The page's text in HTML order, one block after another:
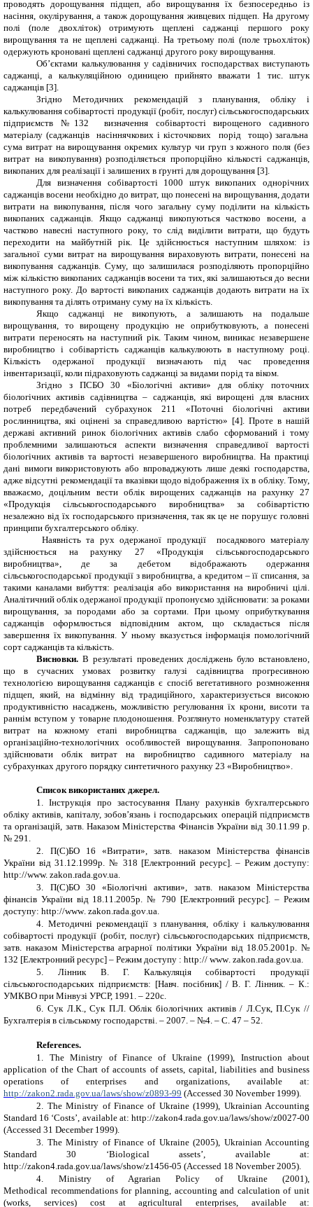
проводять дорощування підщеп, або вирощування їх безпосередньо із
насіння, окулірування, а також дорощування живцевих підщеп. На другому
полі (поле двохліток) отримують щеплені саджанці першого року
вирощування та не щеплені саджанці. На третьому полі (поле трьохліток)
одержують кроновані щеплені саджанці другого року вирощування.
Об’єктами калькулювання у садівничих господарствах виступають
саджанці, а калькуляційною одиницею прийнято вважати 1 тис. штук
саджанців [3]
Згідно Методичних рекомендацій з планування, обліку і
калькулювання собівартості продукції (робіт, послуг) сільськогосподарських
підприємств №132 визначення собівартості вирощеного садивного
матеріалу (саджанців насіннячкових і кісточкових порід тощо) загальна
сума витрат на вирощування окремих культур чи груп зкожного поля (без
витрат на викопування) розподіляється пропорційно кількості саджанців,
викопаних для реалізації і залишених в ґрунті для дорощування [3].
Для визначення собівартості 1000 штук викопаних однорічних
саджанців восени необхідно до витрат, що понесені на вирощування, додати
витрати на викопування, після чого загальну суму поділити на кількість
викопаних саджанців. Якщо саджанці викопуються частково восени, а
частково навесні наступного року, то слід виділити витрати, що будуть
переходити на майбутній рік. Це здійснюється наступним шляхом: із
загальної суми витрат на вирощування вираховують витрати, понесені на
викопування саджанців. Суму, що залишилася розподіляють пропорційно
між кількістю викопаних саджанців восени та тих, які залишаються до весни
наступного року. До вартості викопаних саджанців додають витрати на їх
викопування та ділять отриману суму на їх кількість.
Якщо саджанці не викопують, а залишають на подальше
вирощування, то вирощену продукцію не оприбутковують, а понесені
витрати переносять на наступний рік. Таким чином, виникає незавершене
виробництво і собівартість саджанців калькулюють в наступному році.
Кількість одержаної продукції визначають під час проведення
інвентаризації, коли підраховують саджанці за видами порід та віком.
Згідно з ПСБО 30 «Біологічні активи» для обліку поточних
біологічних активів садівництва – саджанців, які вирощені для власних
потреб передбачений субрахунок 211 «Поточні біологічні активи
рослинництва, які оцінені за справедливою вартістю» [4]. Проте в нашій
державі активний ринок біологічних активів слабо сформований і тому
проблемними залишаються
аспекти визначення справедливої вартості
біологічних активів та вартості незавершеного виробництва. На практиці
дані вимоги використовують або впроваджують лише деякі господарства,
адже відсутні рекомендації та вказівки щодо відображення їх в обліку. Тому,
вважаємо, доцільним вести облік вирощених саджанців на рахунку 27
«Продукція сільськогосподарського виробництва» за собівартістю
незалежно від їх господарського призначення, так як це не порушує головні
принципи бухгалтерського обліку.
Наявність та рух одержаної продукції ­ посадкового матеріалу
здійснюється на рахунку 27 «Продукція сільськогосподарського
виробництва», де за дебетом відображають одержання
сільськогосподарської продукції з виробництва, а кредитом – її списання, за
такими каналами вибуття: реалізація або використання на виробничі цілі.
Аналітичний облік одержаної продукції пропонуємо здійснювати: за роками
вирощування, за породами або за сортами. При цьому оприбуткування
саджанців оформлюється відповідним актом, що складається після
завершення їх викопування. У ньому вказується інформація помологічний
сорт саджанців та кількість.
Висновки.В результаті проведених досліджень було встановлено,
що в сучасних умовах розвитку галузі садівництва прогресивною
технологією вирощування саджанців є спосіб вегетативного розмноження
підщеп, який, на відмінну від традиційного, характеризується високою
продуктивністю насаджень, можливістю регулювання їх крони, висоти та
раннім вступом у товарне плодоношення. Розглянуто номенклатуру статей
витрат на кожному етапі виробництва саджанців, що залежить від
організаційно-технологічних особливостей вирощування. Запропоновано
здійснювати облік витрат на виробництво садивного матеріалу на
субрахунках другого порядку синтетичного рахунку 23 «Виробництво».
Список використаних джерел.
1.
Інструкція про застосування Плану рахунків бухгалтерського
обліку активів, капіталу, зобов’язань і господарських операцій підприємств
та організацій, затв. НаказомМіністерства Фінансів України від 30.11.99 р.
№ 291
2.
П(С)БО 16 «Витрати», затв. наказом Міністерствафінансів
України від 31.12.1999р. № 318 [Електронний ресурс]. – Режим доступу:
http://www. zakon.rada.gov.ua
3.
П(С)БО 30 «Біологічні активи», затв. наказом Міністерства
фінансів України від 18.11.2005р. № 790 [Електронний ресурс]. – Режим
доступу: http://www. zakon rada gov ua
4.
Методичні рекомендації з планування, обліку і калькулювання
собівартості продукції (робіт, послуг) сільськогосподарських підприємств,
затв. наказом Міністерства аграрної політики України від 18.05.2001р. №
132 [Електронний ресурс] – Режим доступу : http:// www. zakon.rada.gov.ua.
5.
Лінник В. Г. Калькуляція собівартості продукції
сільськогосподарських підприємств: [Навч. посібник] / В. Г. Лінник. – К.:
УМКВО при Мінвузі УРСР, 1991. – 220с.
6.
Сук Л.К., Сук П.Л. Облік біологічних активів / Л.Сук, П.Сук //
Бухгалтерія в сільському господарстві. – 2007. – №4. – С. 47 – 52.
References.
1.
The Ministry of Finance of Ukraine (1999), Instruction about
application of the Chart of accounts of assets, capital, liabilities and business
operations of enterprises and organizations, available at:
http://zakon2.rada.gov.ua/laws/show/z0893-99 (Accessed 30 November 1999).
2.
TheMinistry of Finance of Ukraine (1999), Ukrainian Accounting
Standard 16 ‘Costs’, available at:http://zakon4.rada.gov.ua/laws/show/z0027-00
(Accessed 31 December 1999).
3.
TheMinistry of Finance of Ukraine (2005), Ukrainian Accounting
Standard 30 ‘Biological assets’, available at:
http://zakon4.rada.gov.ua/laws/show/z1456-05 (Accessed 18 November 2005).
4.
Ministry of Agrarian Policy of Ukraine(2001),
Methodical recommendations for planning, accounting and calculation of unit
(works, services) cost at agricultural enterprises,available at: